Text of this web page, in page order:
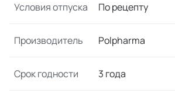
Условия отпуска По рецепту
Производитель Polpharma
Срок годности 3 года